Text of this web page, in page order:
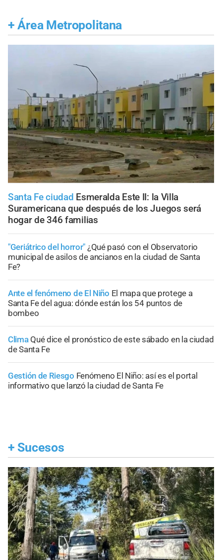
+ Área Metropolitana
Santa Fe ciudad Esmeralda Este II: la Villa
Suramericana que después de los Juegos será
hogar de 346 familias
"Geriátrico del horror" ¿Qué pasó con el Observatorio
municipal de asilos de ancianos en la ciudad de Santa
Fe?
Ante el fenómeno de El Niño El mapa que protege a
Santa Fe del agua: dónde están los 54 puntos de
bombeo
Clima Qué dice el pronóstico de este sábado en la ciudad
de Santa Fe
Gestión de Riesgo Fenómeno El Niño: así es el portal
informativo que lanzó la ciudad de Santa Fe
+ Sucesos